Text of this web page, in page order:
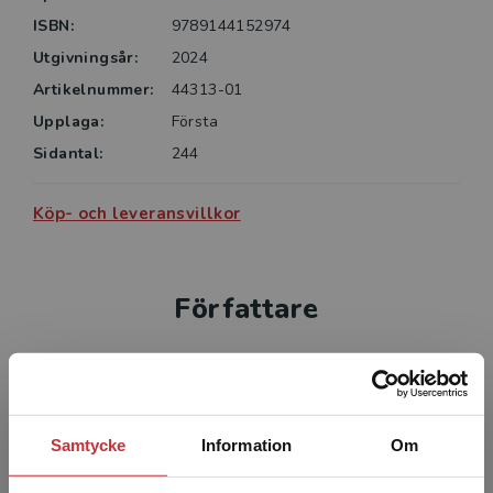
Samtycke Information Om
ISBN:
9789144152974
Utgivningsår:
2024
Artikelnummer:
44313-01
Upplaga:
Första
Sidantal:
244
Köp- och leveransvillkor
Författare